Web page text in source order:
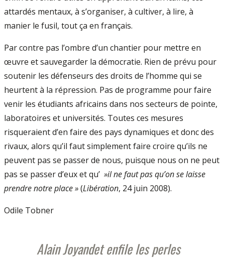
attardés mentaux, à s’organiser, à cultiver, à lire, à
manier le fusil, tout ça en français.
Par contre pas l’ombre d’un chantier pour mettre en
œuvre et sauvegarder la démocratie. Rien de prévu pour
soutenir les défenseurs des droits de l’homme qui se
heurtent à la répression. Pas de programme pour faire
venir les étudiants africains dans nos secteurs de pointe,
laboratoires et universités. Toutes ces mesures
risqueraient d’en faire des pays dynamiques et donc des
rivaux, alors qu’il faut simplement faire croire qu’ils ne
peuvent pas se passer de nous, puisque nous on ne peut
pas se passer d’eux et qu’ »il ne faut pas qu’on se laisse
prendre notre place »(Libération, 24 juin 2008).
Odile Tobner
Alain Joyandet enfile les perles